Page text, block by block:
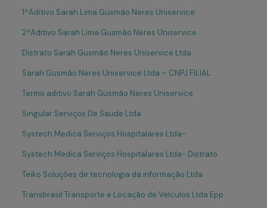
1ºAditivo Sarah Lima Gusmão Neres Uniservice
2ºAditivo Sarah Lima Gusmão Neres Uniservice
Distrato Sarah Gusmão Neres Uniservice Ltda
Sarah Gusmão Neres Uniservice Ltda – CNPJ FILIAL
Termo aditivo Sarah Gusmão Neres Uniservice
Singular Serviços De Saude Ltda
Systech Medica Serviços Hospitalares Ltda-
Systech Medica Serviços Hospitalares Ltda- Distrato
Teiko Soluções de tecnologia da informação Ltda
Transbrasil Transporte e Locação de Veículos Ltda Epp